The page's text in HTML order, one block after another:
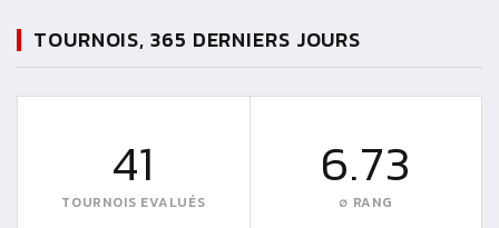
TOURNOIS, 365 DERNIERS JOURS
41
TOURNOIS EVALUÉS
6.73
∅ RANG